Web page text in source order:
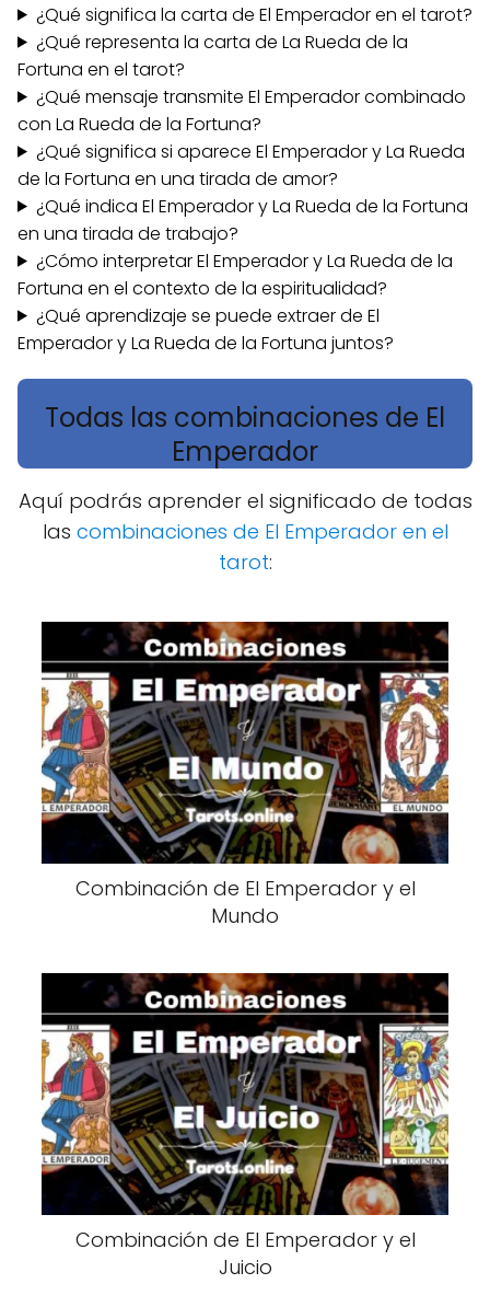
¿Qué significa la carta de El Emperador en el tarot?
¿Qué representa la carta de La Rueda de la
Fortuna en el tarot?
¿Qué mensaje transmite El Emperador combinado
con La Rueda de la Fortuna?
¿Qué significa si aparece El Emperador y La Rueda
de la Fortuna en una tirada de amor?
¿Qué indica El Emperador y La Rueda de la Fortuna
en una tirada de trabajo?
¿Cómo interpretar El Emperador y La Rueda de la
Fortuna en el contexto de la espiritualidad?
¿Qué aprendizaje se puede extraer de El
Emperador y La Rueda de la Fortuna juntos?
Todas las combinaciones de El
Emperador
Aquí podrás aprender el significado de todas
las combinaciones de El Emperador en el
tarot:
Combinación de El Emperador y el
Mundo
Combinación de El Emperador y el
Juicio